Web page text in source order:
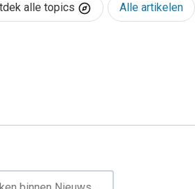
alle topics Alle artikelen